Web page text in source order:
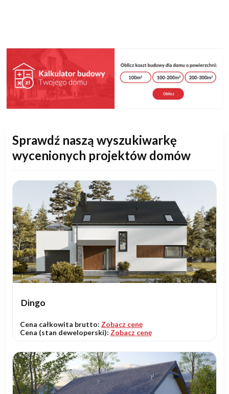
Sprawdź naszą wyszukiwarkę
wycenionych projektów domów
Dingo
Cena całkowita brutto: Zobacz cenę
Cena (stan deweloperski): Zobacz cenę